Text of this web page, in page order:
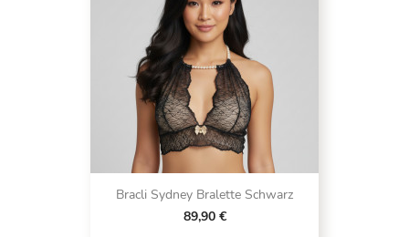
Bracli Sydney Bralette Schwarz
89,90 €